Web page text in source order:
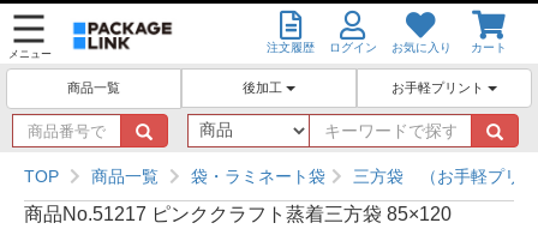
メニュー 注文履歴 ログイン お気に入り カート
商品一覧 後加工 お手軽プリント
商
品
番
号
で
キ
ー
ワ
ー
ド
TOP 商品一覧 袋・ラミネート袋 三方袋 （お手軽プリ
商品No.51217 ピンククラフト蒸着三方袋 85×120